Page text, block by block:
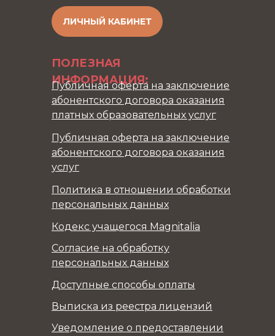
ЛИЧНЫЙ КАБИНЕТ
ПОЛЕЗНАЯ
ИНФОРМАЦИЯ:
Кодекс учащегося Magnitalia
Уведомление о предоставлении
Выписка из реестра лицензий
Доступные способы оплаты
Согласие на обработку
персональных данных
Политика в отношении обработки
персональных данных
Публичная оферта на заключение
абонентского договора оказания
услуг
Публичная оферта на заключение
абонентского договора оказания
платных образовательных услуг